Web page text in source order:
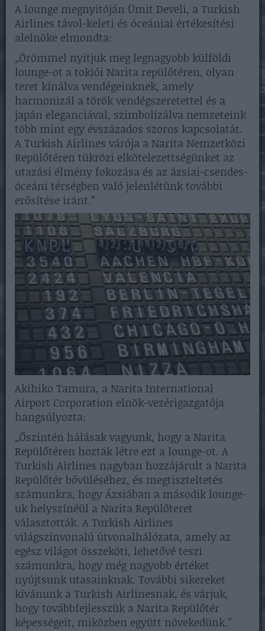
A lounge megnyitóján Ümit Develi, a Turkish
Airlines távol-keleti és óceániai értékesítési
alelnöke elmondta:
„Örömmel nyitjuk meg legnagyobb külföldi
lounge-ot a tokiói Narita repülőtéren, olyan
teret kínálva vendégeinknek, amely
harmonizál a török vendégszeretettel és a
japán eleganciával, szimbolizálva nemzeteink
több mint egy évszázados szoros kapcsolatát.
A Turkish Airlines várója a Narita Nemzetközi
Repülőtéren tükrözi elkötelezettségünket az
utazási élmény fokozása és az ázsiai-csendes-
óceáni térségben való jelenlétünk további
erősítése iránt.”
Akihiko Tamura, a Narita International
Airport Corporation elnök-vezérigazgatója
hangsúlyozta:
„Őszintén hálásak vagyunk, hogy a Narita
Repülőtéren hozták létre ezt a lounge-ot. A
Turkish Airlines nagyban hozzájárult a Narita
Repülőtér bővüléséhez, és megtiszteltetés
számunkra, hogy Ázsiában a második lounge-
uk helyszínéül a Narita Repülőteret
választották. A Turkish Airlines
világszínvonalú útvonalhálózata, amely az
egész világot összeköti, lehetővé teszi
számunkra, hogy még nagyobb értéket
nyújtsunk utasainknak. További sikereket
kívánunk a Turkish Airlinesnak, és várjuk,
hogy továbbfejlesszük a Narita Repülőtér
képességeit, miközben együtt növekedünk.”